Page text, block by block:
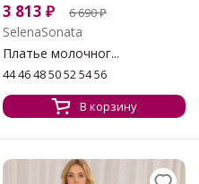
3 813 ₽ 6 690₽
SelenaSonata
Платье молочног...
44 46 48 50 52 54 56
В корзину